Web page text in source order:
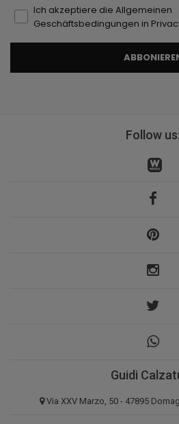
Ich akzeptiere die Allgemeinen
Geschäftsbedingungen in
Follow us:
Guidi
Via XXV Marzo, 50 - 47895